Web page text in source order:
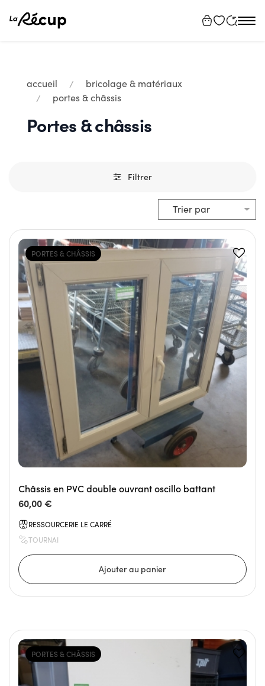
accueil
bricolage & matériaux
portes & châssis
Portes & châssis
Filtrer
PORTES & CHÂSSIS
Châssis en PVC double ouvrant oscillo battant
60,00 €
RESSOURCERIE LE CARRÉ
TOURNAI
PORTES & CHÂSSIS